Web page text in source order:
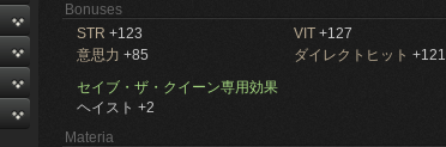
Bonuses
STR +123 VIT +127
意思力 +85 ダイレクトヒット +121
セイブ・ザ・クイーン専用効果
ヘイスト +2
Materia